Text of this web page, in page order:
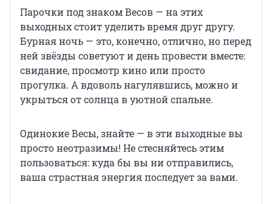
Парочки под знаком Весов — на этих
выходных стоит уделить время друг другу.
Бурная ночь — это, конечно, отлично, но перед
ней звёзды советуют и день провести вместе:
свидание, просмотр кино или просто
прогулка. А вдоволь нагулявшись, можно и
укрыться от солнца в уютной спальне.
Одинокие Весы, знайте — в эти выходные вы
просто неотразимы! Не стесняйтесь этим
пользоваться: куда бы вы ни отправились,
ваша страстная энергия последует за вами.